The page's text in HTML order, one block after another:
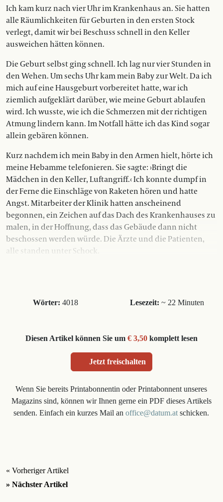
Ich kam kurz nach vier Uhr im Krankenhaus an. Sie hatten
alle Räumlichkeiten für Geburten in den ersten Stock
verlegt, damit wir bei Beschuss schnell in den Keller
ausweichen hätten können.
Die Geburt selbst ging schnell. Ich lag nur vier Stunden in
den Wehen. Um sechs Uhr kam mein Baby zur Welt. Da ich
mich auf eine Hausgeburt vorbereitet hatte, war ich
ziemlich aufgeklärt darüber, wie meine Geburt ablaufen
wird. Ich wusste, wie ich die Schmerzen mit der richtigen
Atmung lindern kann. Im Notfall hätte ich das Kind sogar
allein gebären können.
Kurz nachdem ich mein Baby in den Armen hielt, hörte ich
meine Hebamme telefonieren. Sie sagte: ›Bringt die
Mädchen in den Keller, Luftangriff.‹ Ich konnte dumpf in
der Ferne die Einschläge von Raketen hören und hatte
Angst. Mitarbeiter der Klinik hatten anscheinend
begonnen, ein Zeichen auf das Dach des Krankenhauses zu
malen, in der Hoffnung, dass das Gebäude dann nicht
beschossen werden würde. Die Ärzte und die Patienten,
alle standen unter Schock.
Wörter: 4018 Lesezeit: ~ 22 Minuten
Diesen Artikel können Sie um € 3,50komplett lesen
Jetzt freischalten
Wenn Sie bereits Printabonnentin oder Printabonnent unseres
Magazins sind, können wir Ihnen gerne ein PDF dieses Artikels
senden. Einfach ein kurzes Mail anoffice@datum.at schicken.
« Vorheriger Artikel
» Nächster Artikel